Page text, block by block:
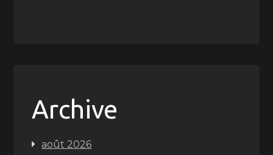
Archive
août 2026